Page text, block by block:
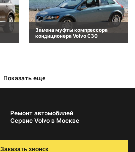
Замена муфты компрессора
кондиционера Volvo C30
Показать еще
Ремонт автомобилей
Сервис Volvo в Москве
Заказать звонок